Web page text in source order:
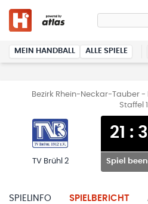
MEIN HANDBALL ALLE SPIELE
Bezirk Rhein-Neckar-Tauber -
Staffel 1
TV Brühl 2
21 :
Spiel
SPIELINFO SPIELBERICHT